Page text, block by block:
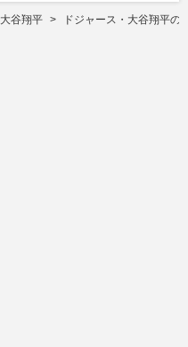
大谷翔平 ドジャース・大谷翔平